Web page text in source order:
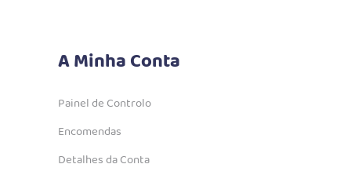
A Minha Conta
Painel de Controlo
Encomendas
Detalhes da Conta